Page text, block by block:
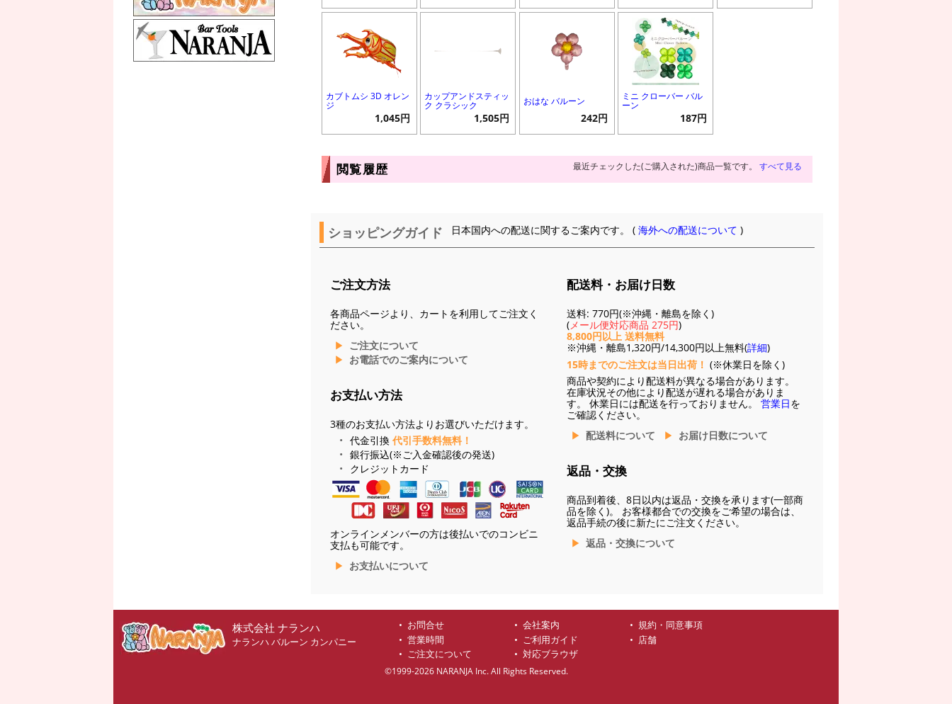
カブトムシ 3D オレン
ジ
1,045円
カップアンドスティッ
ク クラシック
1,505円
おはな バルーン
242円
ミニ クローバー バル
ーン
187円
閲覧履歴 最近チェックした(ご購入された)商品一覧です。 すべて見る
ショッピングガイド 日本国内への配送に関するご案内です。 (海外への配送について )
ご注文方法
各商品ページより、カートを利用してご注文く
ださい。
ご注文について
お電話でのご案内について
お支払い方法
3種のお支払い方法よりお選びいただけます。
代金引換 代引手数料無料！
銀行振込(※ご入金確認後の発送)
クレジットカード
オンラインメンバーの方は後払いでのコンビニ
支払も可能です。
お支払いについて
配送料・お届け日数
送料: 770円(※沖縄・離島を除く)
(メール便対応商品 275円)
8,800円以上 送料無料
※沖縄・離島1,320円/14,300円以上無料(詳細)
15時までのご注文は当日出荷！ (※休業日を除く)
商品や契約により配送料が異なる場合があります。
在庫状況その他により配送が遅れる場合がありま
す。 休業日には配送を行っておりません。 営業日を
ご確認ください。
配送料について
お届け日数について
返品・交換
商品到着後、8日以内は返品・交換を承ります(一部商
品を除く)。 お客様都合での交換をご希望の場合は、
返品手続の後に新たにご注文ください。
返品・交換について
株式会社 ナランハ
ナランハ バルーン カンパニー
お問合せ 会社案内
規約・同意事項
営業時間
ご利用ガイド
店舗
ご注文について
対応ブラウザ
©1999-2026 NARANJA Inc. All Rights Reserved.